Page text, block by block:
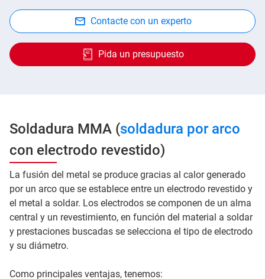
Contacte con un experto
Pida un presupuesto
Soldadura MMA (soldadura por arco
con electrodo revestido)
La fusión del metal se produce gracias al calor generado
por un arco que se establece entre un electrodo revestido y
el metal a soldar. Los electrodos se componen de un alma
central y un revestimiento, en función del material a soldar
y prestaciones buscadas se selecciona el tipo de electrodo
y su diámetro.
Como principales ventajas, tenemos: